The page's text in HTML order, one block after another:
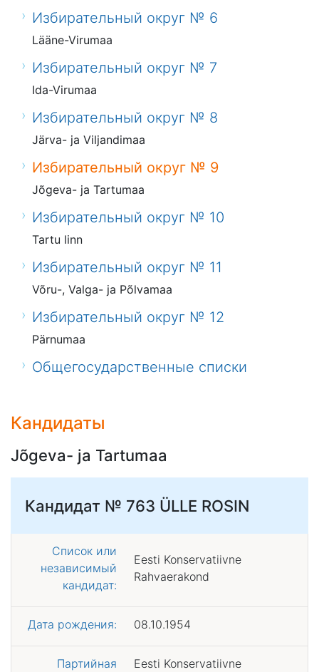
Избирательный округ № 6
Lääne-Virumaa
Избирательный округ № 7
Ida-Virumaa
Избирательный округ № 8
Järva- ja Viljandimaa
Избирательный округ № 9
Jõgeva- ja Tartumaa
Избирательный округ № 10
Tartu linn
Избирательный округ № 11
Võru-, Valga- ja Põlvamaa
Избирательный округ № 12
Pärnumaa
Общегосударственные списки
Кандидаты
Jõgeva- ja Tartumaa
Кандидат № 763 ÜLLE ROSIN
Список или
независимый
кандидат:
Eesti Konservatiivne
Rahvaerakond
Дата рождения: 08.10.1954
Партийная
Eesti Konservatiivne